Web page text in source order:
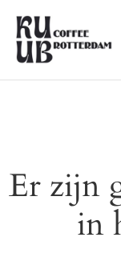
Er zijn
in